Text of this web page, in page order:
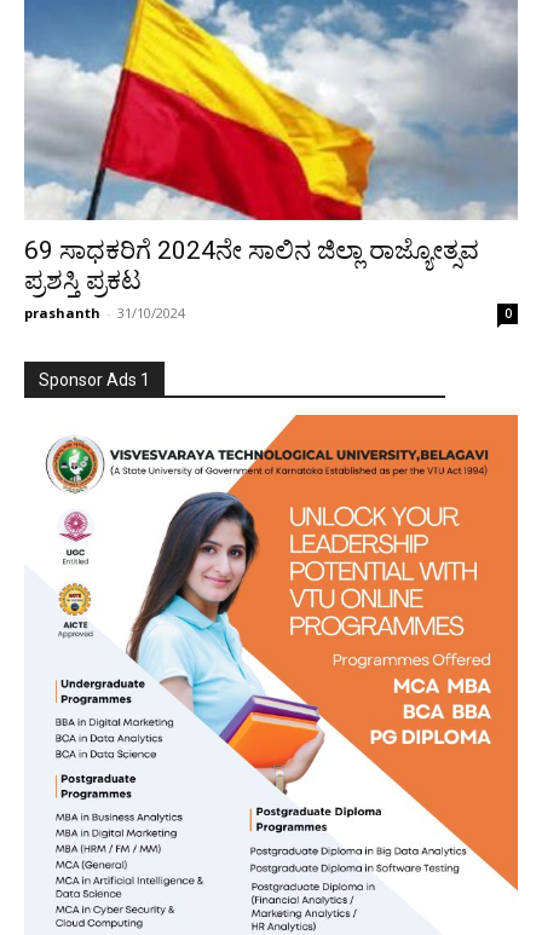
69 ಸಾಧಕರಿಗೆ 2024ನೇ ಸಾಲಿನ ಜಿಲ್ಲಾ ರಾಜ್ಯೋತ್ಸವ
ಪ್ರಶಸ್ತಿ ಪ್ರಕಟ
prashanth - 31/10/2024 0
Sponsor Ads 1